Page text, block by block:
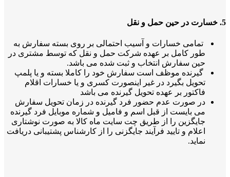
5. خسارت در حین حمل و نقل
تمامی خسارات و آسیب احتمالی بر روی بسته سفارش به
طور کامل بر عهده شرکت حمل و نقل که توسط مشتری در
حین سفارش انتخاب و ثبت شده می باشد.
گیرنده موظف است سفارش خود را کاملا بسته و یا پلمپ
تحویل بگیرد در غیر اینصورت کسری و یا خسارات اقلام
فاکتور بر عهده تحویل گیرنده می باشد
در صورت عدم حضور فرد گیرنده در زمان تحویل سفارش
می بایست از قبل اسم و فامیل و شماره موبایل فرد گیرنده
جایگزین را از طریق چت سایت ماه کالا به صورت نوشتاری
اعلام و تایید فرآیند جایگزنی را از کارشناس پشتیبانی دریافت
نماید.